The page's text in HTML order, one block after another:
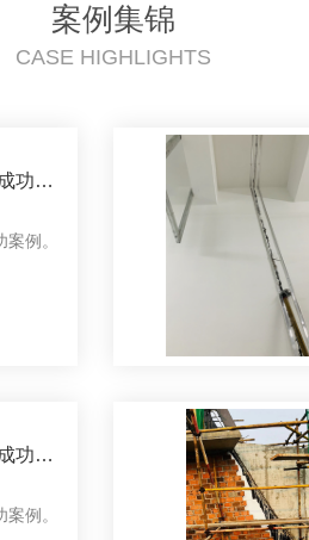
案例集锦
CASE HIGHLIGHTS
功案
例。
功案
例。